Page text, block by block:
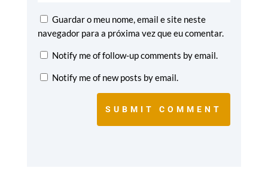
Guardar o meu nome, email e site neste
navegador para a próxima vez que eu comentar.
Notify me of follow-up comments by email.
Notify me of new posts by email.
SUBMIT COMMENT